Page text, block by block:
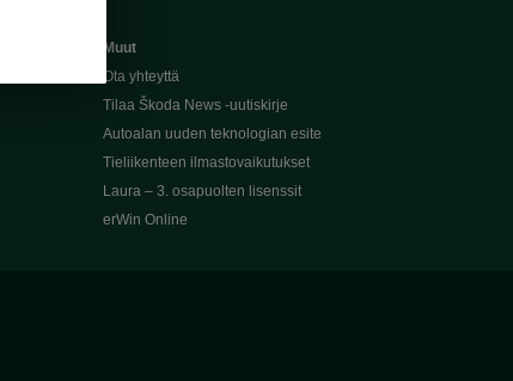
Muut
Ota yhteyttä
Tilaa Škoda News -uutiskirje
Autoalan uuden teknologian esite
Tieliikenteen ilmastovaikutukset
Laura – 3. osapuolten lisenssit
erWin Online